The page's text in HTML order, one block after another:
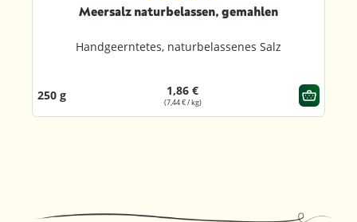
Durchschnittliche Bewertung von 4.8 von 5 Sternen
Meersalz naturbelassen, gemahlen
Handgeerntetes, naturbelassenes Salz
250 g 1,86 €
(7,44 € / kg)